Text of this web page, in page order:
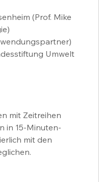
(Prof. Mike
Umwelt
mit Zeitreihen
in 15-Minuten-
mit den